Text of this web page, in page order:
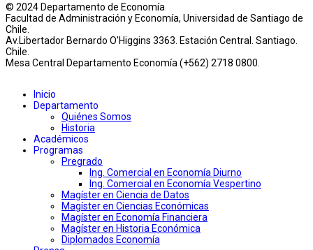
© 2024 Departamento de Economía
Facultad de Administración y Economía, Universidad de Santiago de
Chile.
Av.Libertador Bernardo O'Higgins 3363. Estación Central. Santiago.
Chile.
Mesa Central Departamento Economía (+562) 2718 0800.
Inicio
Departamento
Quiénes Somos
Historia
Académicos
Programas
Pregrado
Ing. Comercial en Economía Diurno
Ing. Comercial en Economía Vespertino
Magíster en Ciencia de Datos
Magíster en Ciencias Económicas
Magíster en Economía Financiera
Magíster en Historia Económica
Diplomados Economía